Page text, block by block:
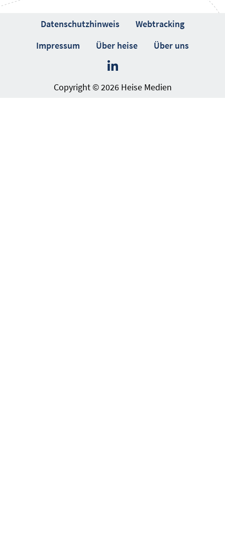
Datenschutzhinweis
Webtracking
Impressum
Über heise Über uns
Copyright © 2026 Heise Medien